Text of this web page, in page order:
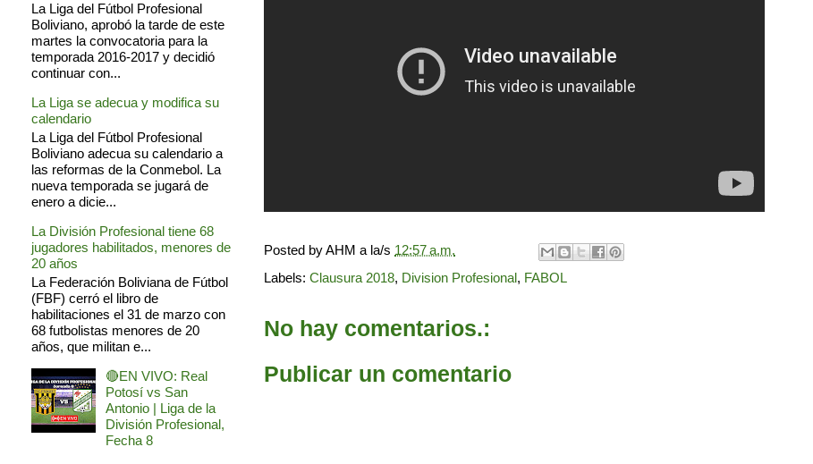
Posted byAHM a la/s 12:57 a.m.
Labels: Clausura 2018, Division Profesional, FABOL
No hay comentarios.:
Publicar un comentario
La Liga del Fútbol Profesional
Boliviano, aprobó la tarde de este
martes la convocatoria para la
temporada 2016-2017 y decidió
continuar con...
La Liga se adecua y modifica su
calendario
La Liga del Fútbol Profesional
Boliviano adecua su calendario a
las reformas de la Conmebol. La
nueva temporada se jugará de
enero a dicie...
La División Profesional tiene 68
jugadores habilitados, menores de
20 años
La Federación Boliviana de Fútbol
(FBF) cerró el libro de
habilitaciones el 31 de marzo con
68 futbolistas menores de 20
años, que militan e...
🔴EN VIVO: Real
Potosí vs San
Antonio | Liga de la
División Profesional,
Fecha 8